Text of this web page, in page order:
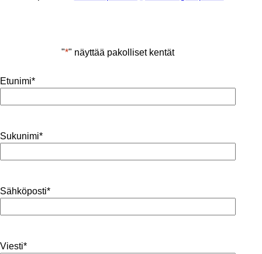
"*" näyttää pakolliset kentät
Etunimi*
Sukunimi*
Sähköposti*
Viesti*